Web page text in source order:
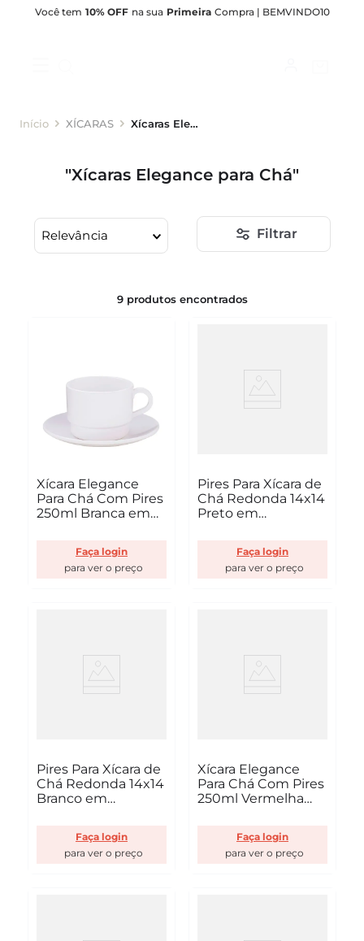
Você tem 10% OFF na sua Primeira Compra | BEMVINDO10
XÍCARAS Xícaras Elegance para Chá
Xícaras Elegance para Chá
Relevância Filtrar
9 produtos
Xícara Elegance
Para Chá Com Pires
250ml Branca em
Faça login
Pires Para Xícara de
Chá Redonda 14x14
Preto em
Faça login
Pires Para Xícara de
Chá Redonda 14x14
Branco em
Faça login
Xícara Elegance
Para Chá Com Pires
250ml Vermelha
Cook VEM
Faça login